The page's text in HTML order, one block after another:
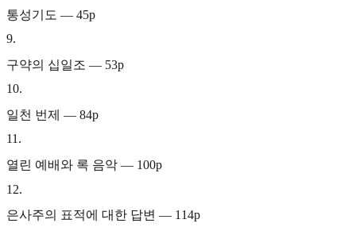
통성기도 — 45p
9.
구약의 십일조 — 53p
10.
일천 번제 — 84p
11.
열린 예배와 록 음악 — 100p
12.
은사주의 표적에 대한 답변 — 114p